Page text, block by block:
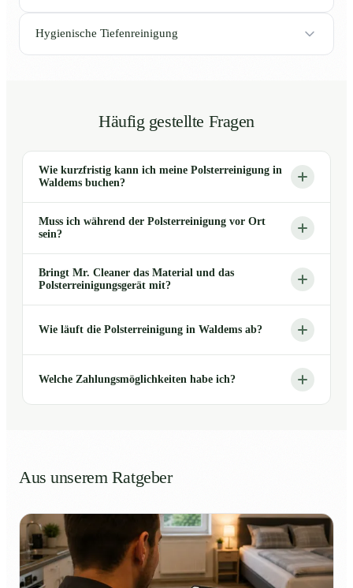
Hygienische Tiefenreinigung
Häufig gestellte Fragen
Wie kurzfristig kann ich meine Polsterreinigung in
Waldems buchen?
Muss ich während der Polsterreinigung vor Ort
sein?
Bringt Mr. Cleaner das Material und das
Polsterreinigungsgerät mit?
Wie läuft die Polsterreinigung in Waldems ab?
Welche Zahlungsmöglichkeiten habe ich?
Aus unserem Ratgeber